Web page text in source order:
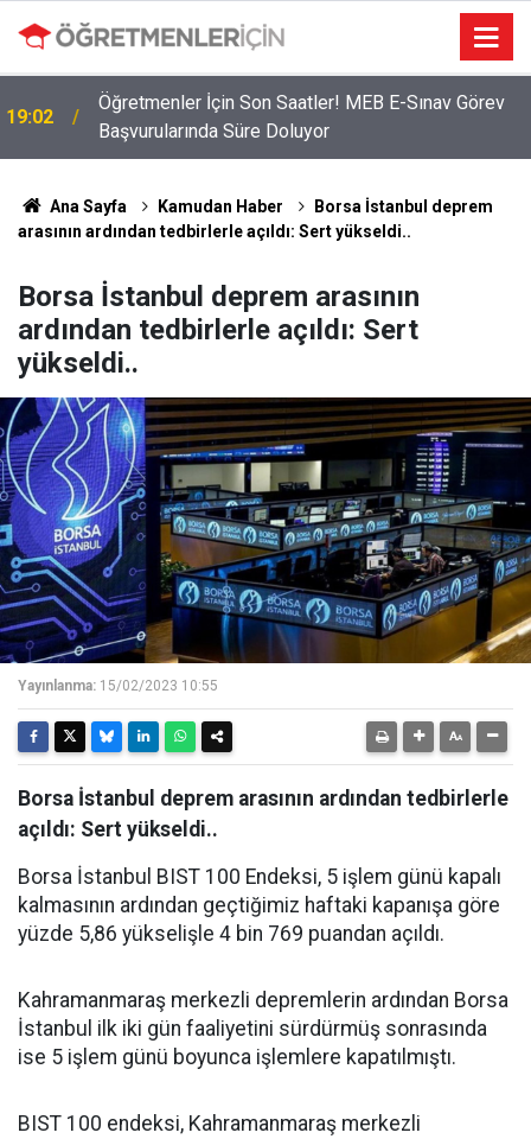
09:01
2026 Atama Sinyali Verildi: İşte MEB’in En Çok
Öğretmen Aradığı 15 Branş!
Ana Sayfa Kamudan Haber
Borsa İstanbul deprem
arasının ardından tedbirlerle açıldı: Sert yükseldi..
Borsa İstanbul deprem arasının
ardından tedbirlerle açıldı: Sert
yükseldi..
Yayınlanma: 15/02/2023 10:55
Borsa İstanbul deprem arasının ardından tedbirlerle
açıldı: Sert yükseldi..
Borsa İstanbul BIST 100 Endeksi, 5 işlem günü kapalı
kalmasının ardından geçtiğimiz haftaki kapanışa göre
yüzde 5,86 yükselişle 4 bin 769 puandan açıldı.
Kahramanmaraş merkezli depremlerin ardından Borsa
İstanbul ilk iki gün faaliyetini sürdürmüş sonrasında
ise 5 işlem günü boyunca işlemlere kapatılmıştı.
BIST 100 endeksi, Kahramanmaraş merkezli